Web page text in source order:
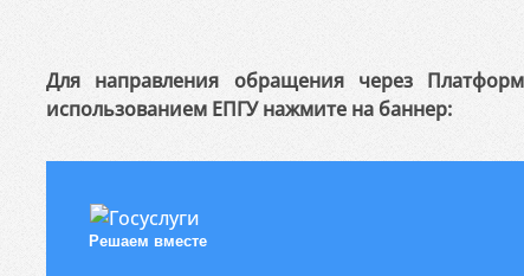
Для направления обращения через
использованием ЕПГУ нажмите на баннер:
Решаем вместе